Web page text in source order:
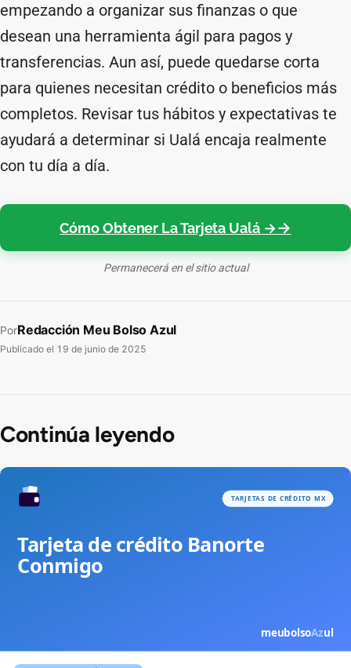
empezando a organizar sus finanzas o que
desean una herramienta ágil para pagos y
transferencias. Aun así, puede quedarse corta
para quienes necesitan crédito o beneficios más
completos. Revisar tus hábitos y expectativas te
ayudará a determinar si Ualá encaja realmente
con tu día a día.
Cómo Obtener La Tarjeta Ualá →
Permanecerá en el sitio actual
PorRedacción Meu Bolso Azul
Publicado el 19 de junio de 2025
Continúa leyendo